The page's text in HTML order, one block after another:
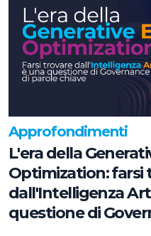
Approfondimenti
L'era della
Optimization: farsi
dall'Intelligenza
questione di